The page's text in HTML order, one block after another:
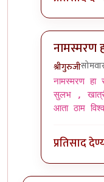
नामस्मरण
श्रीगुरुजी
In reply to
नामस्मरण हा
सुलभ ,
आता ठाम
प्रतिसाद